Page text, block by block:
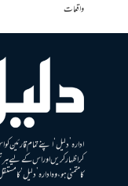
واقعات
ادارہ ’دلیل‘ اپنے تمام قارئین
کر اظہار کریں اور اس کے لیے
کا متمنی ہو، وہ ادارہ ’دلیل‘